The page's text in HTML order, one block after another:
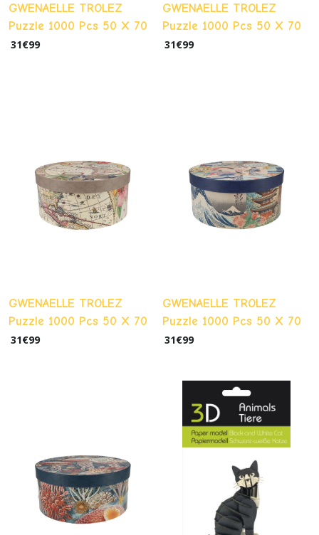
GWENAELLE TROLEZ
Puzzle 1000 Pcs 50 X 70
Cm + Pochon - Animaux
31€99
GWENAELLE TROLEZ
Puzzle 1000 Pcs 50 X 70
Cm + Pochon - Inde
31€99
GWENAELLE TROLEZ
Puzzle 1000 Pcs 50 X 70
Cm + Pochon -
31€99
GWENAELLE TROLEZ
Puzzle 1000 Pcs 50 X 70
Cm + Pochon - Japon
31€99